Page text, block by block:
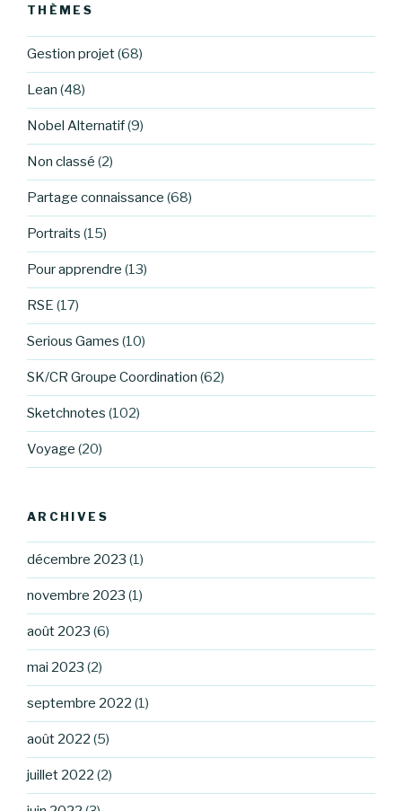
THÈMES
Gestion projet(68)
Lean (48)
Nobel Alternatif(9)
Non classé (2)
Partage connaissance (68)
Portraits (15)
Pour apprendre (13)
RSE (17)
Serious Games (10)
SK/CR Groupe Coordination (62)
Sketchnotes (102)
Voyage (20)
ARCHIVES
décembre 2023 (1)
novembre 2023 (1)
août 2023 (6)
mai 2023 (2)
septembre 2022 (1)
août 2022 (5)
juillet 2022 (2)